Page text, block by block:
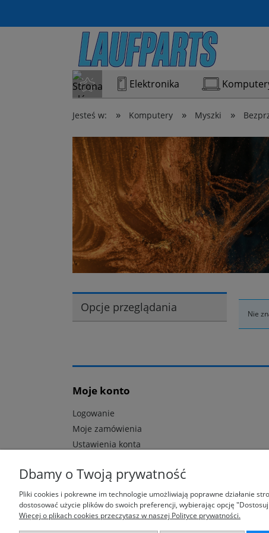
Elektronika
Jesteś w: » Komputery » Myszki »
Opcje przeglądania Nie
Moje konto
Logowanie
Moje zamówienia
Ustawienia konta
Dbamy o Twoją prywatność
Pliki cookies i pokrewne im technologie umożliwiają poprawne działanie
dostosować użycie plików do swoich preferencji, wybierając opcję
Więcej o plikach cookies przeczytasz w naszej Polityce prywatności.